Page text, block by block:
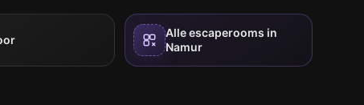
Alle escaperooms in
Namur